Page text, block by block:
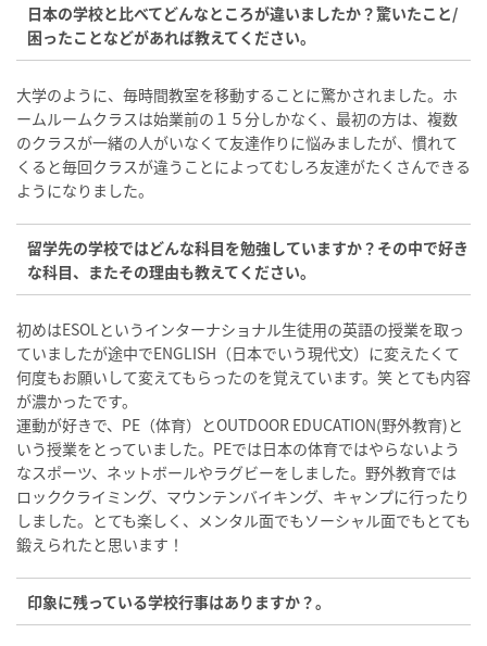
日本の学校と比べてどんなところが違いましたか？驚いたこと/
困ったことなどがあれば教えてください。
大学のように、毎時間教室を移動することに驚かされました。ホ
ームルームクラスは始業前の１５分しかなく、最初の方は、複数
のクラスが一緒の人がいなくて友達作りに悩みましたが、慣れて
くると毎回クラスが違うことによってむしろ友達がたくさんできる
ようになりました。
留学先の学校ではどんな科目を勉強していますか？その中で好き
な科目、またその理由も教えてください。
初めはESOLというインターナショナル生徒用の英語の授業を取っ
ていましたが途中でENGLISH（日本でいう現代文）に変えたくて
何度もお願いして変えてもらったのを覚えています。笑 とても内容
が濃かったです。
運動が好きで、PE（体育）とOUTDOOR EDUCATION(野外教育)と
いう授業をとっていました。PEでは日本の体育ではやらないよう
なスポーツ、ネットボールやラグビーをしました。野外教育では
ロッククライミング、マウンテンバイキング、キャンプに行ったり
しました。とても楽しく、メンタル面でもソーシャル面でもとても
鍛えられたと思います！
印象に残っている学校行事はありますか？。